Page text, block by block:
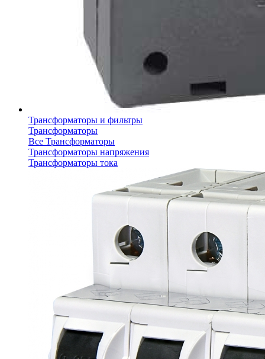
Трансформаторы и фильтры
Трансформаторы
Все Трансформаторы
Трансформаторы напряжения
Трансформаторы тока